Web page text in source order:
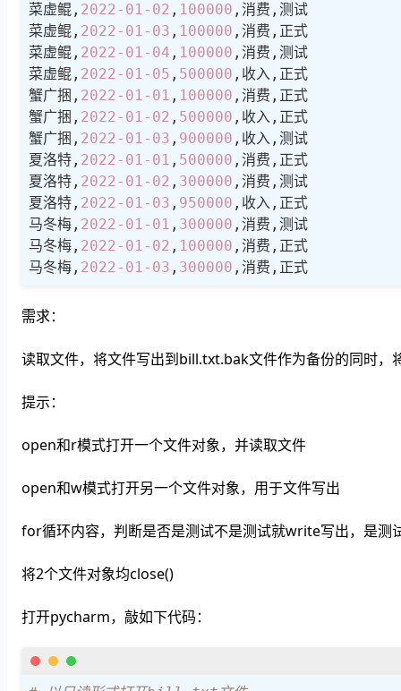
菜虚鲲, 2022-01-02 , 100000 ,消费,测试
菜虚鲲, 2022-01-03 , 100000 ,消费,正式
菜虚鲲, 2022-01-04 , 100000 ,消费,测试
菜虚鲲, 2022-01-05 , 500000 ,收入,正式
蟹广捆, 2022-01-01 , 100000 ,消费,正式
蟹广捆, 2022-01-02 , 500000 ,收入,正式
蟹广捆, 2022-01-03 , 900000 ,收入,测试
夏洛特, 2022-01-01 , 500000 ,消费,正式
夏洛特, 2022-01-02 , 300000 ,消费,测试
夏洛特, 2022-01-03 , 950000 ,收入,正式
马冬梅, 2022-01-01 , 300000 ,消费,测试
马冬梅, 2022-01-02 , 100000 ,消费,正式
马冬梅, 2022-01-03 , 300000 ,消费,正式
需求：
读取文件，将文件写出到bill.txt.bak文件作为备份的同时，
提示：
open和r模式打开一个文件对象，并读取文件
open和w模式打开另一个文件对象，用于文件写出
for循环内容，判断是否是测试不是测试就write写出，是测
将2个文件对象均close()
打开pycharm，敲如下代码：